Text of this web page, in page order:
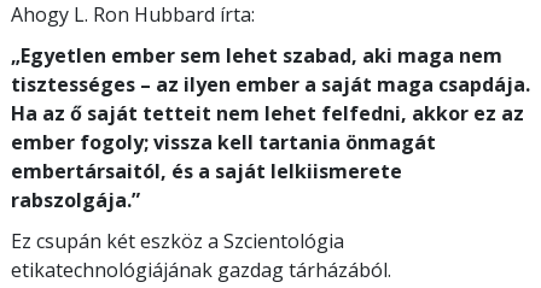
Ahogy L. Ron Hubbard írta:
„Egyetlen ember sem lehet szabad, aki maga nem
tisztességes – az ilyen ember a saját maga csapdája.
Ha az ő saját tetteit nem lehet felfedni, akkor ez az
ember fogoly; vissza kell tartania önmagát
embertársaitól, és a saját lelkiismerete
rabszolgája.”
Ez csupán két eszköz a Szcientológia
etikatechnológiájának gazdag tárházából.